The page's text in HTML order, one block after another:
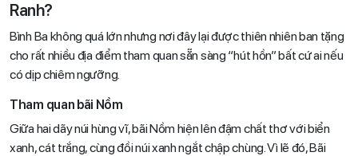
Ranh?
Bình Ba không quá lớn nhưng nơi đây lại được thiên nhiên ban tặng
cho rất nhiều địa điểm tham quan sẵn sàng “hút hồn” bất cứ ai nếu
có dịp chiêm ngưỡng.
Tham quan bãi Nồm
Giữa hai dãy núi hùng vĩ, bãi Nồm hiện lên đậm chất thơ với biển
xanh, cát trắng, cùng đồi núi xanh ngắt chập chùng. Vì lẽ đó, Bãi